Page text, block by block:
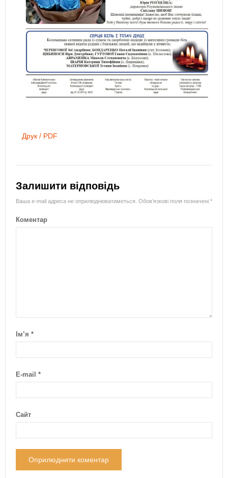
Друк / PDF
Залишити відповідь
Ваша e-mail адреса не оприлюднюватиметься. Обов’язкові поля позначені *
Коментар
Ім’я *
E-mail *
Сайт